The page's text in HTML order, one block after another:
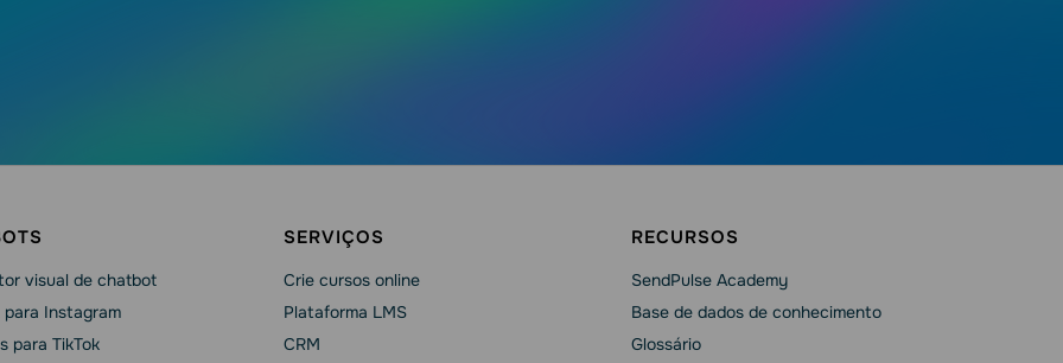
visual de chatbot
Instagram
para TikTok
SERVIÇOS
Crie cursos online
Plataforma LMS
CRM
RECURSOS
SendPulse Academy
Base de dados de conhecimento
Glossário